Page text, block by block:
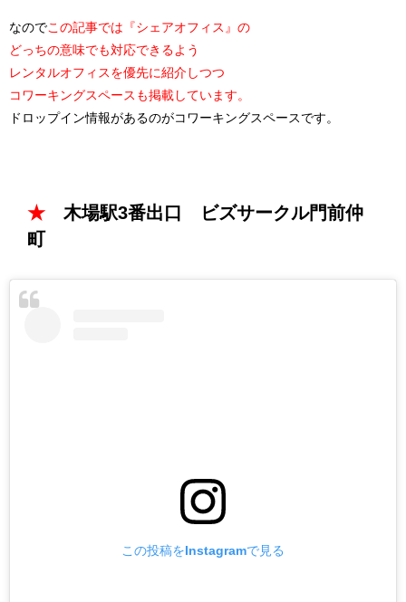
なのでこの記事では『シェアオフィス』の
どっちの意味でも対応できるよう
レンタルオフィスを優先に紹介しつつ
コワーキングスペースも掲載しています。
ドロップイン情報があるのがコワーキングスペースです。
★木場駅3番出口 ビズサークル門前仲
町
この投稿をInstagramで見る